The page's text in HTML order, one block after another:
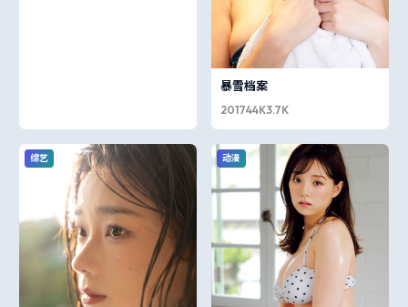
暴雪档案
201744K3.7K
综艺 动漫